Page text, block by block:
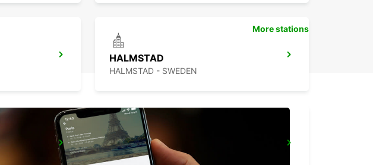
HALMSTAD
HALMSTAD - SWEDEN
HILLEROED
HILLEROD - DENMARK
More stations